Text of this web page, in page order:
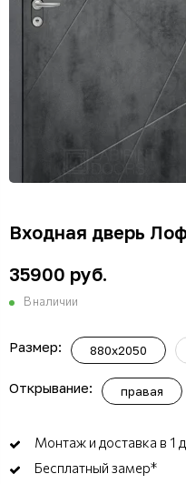
Входная дверь
35900 руб.
В наличии
Размер: 880x2050
Открывание: правая
Монтаж и доставка в 1
Бесплатный замер*